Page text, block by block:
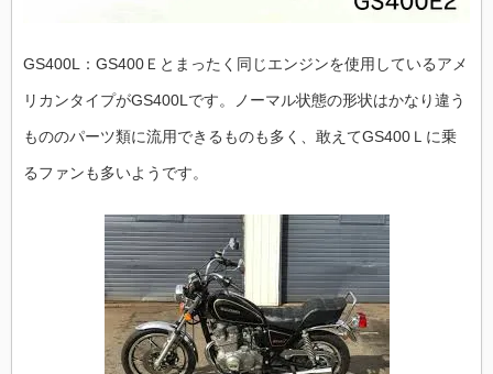
GS400L：GS400Ｅとまったく同じエンジンを使用しているアメ
リカンタイプがGS400Lです。ノーマル状態の形状はかなり違う
もののパーツ類に流用できるものも多く、敢えてGS400Ｌに乗
るファンも多いようです。